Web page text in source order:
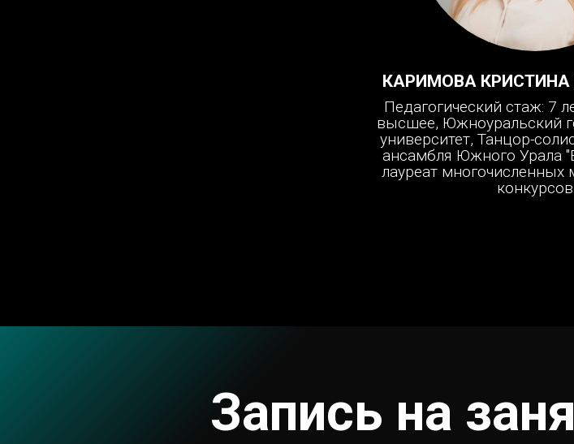
КАРИМОВА
Педагогический стаж: 7
высшее, Южноуральский
университет, Танцор-
ансамбля Южного Урала
лауреат
конкурсов
Запись на